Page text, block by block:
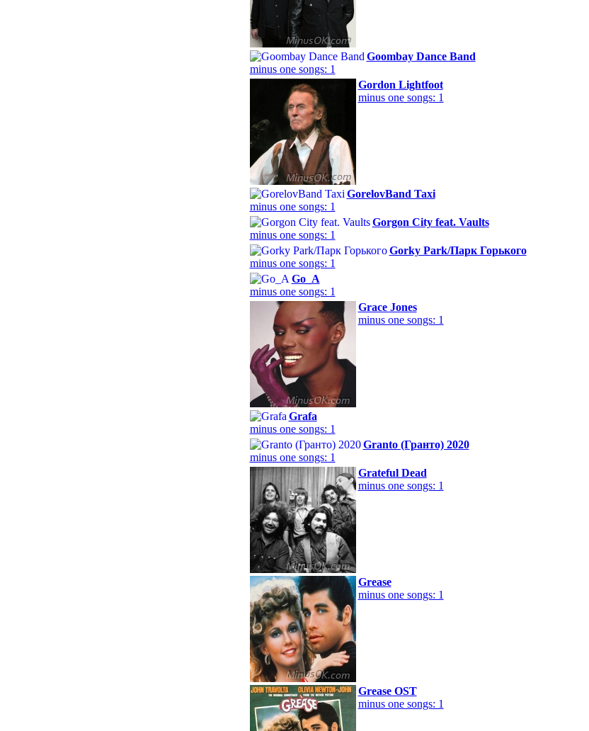
Goombay Dance Band
minus one songs: 1
Gordon Lightfoot
minus one songs: 1
GorelovBand Taxi
minus one songs: 1
Gorgon City feat. Vaults
minus one songs: 1
Gorky Park/Парк Горького
minus one songs: 1
Go_A
minus one songs: 1
Grace Jones
minus one songs: 1
Grafa
minus one songs: 1
Granto (Гранто) 2020
minus one songs: 1
Grateful Dead
minus one songs: 1
Grease
minus one songs: 1
Grease OST
minus one songs: 1